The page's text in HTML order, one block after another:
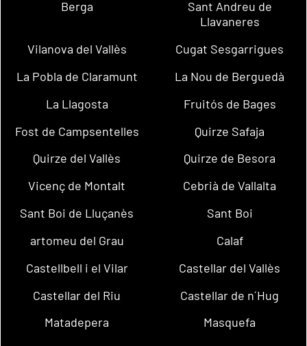
Berga
Sant Andreu de
Llavaneres
Vilanova del Vallès
Cugat Sesgarrigues
La Pobla de Claramunt
La Nou de Berguedà
La Llagosta
Fruitós de Bages
Fost de Campsentelles
Quirze Safaja
Quirze del Vallès
Quirze de Besora
Vicenç de Montalt
Cebrià de Vallalta
Sant Boi de Lluçanès
Sant Boi
artomeu del Grau
Calaf
Castellbell i el Vilar
Castellar del Vallès
Castellar del Riu
Castellar de n´Hug
Matadepera
Masquefa